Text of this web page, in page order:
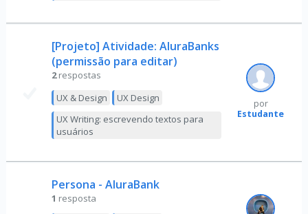
[Projeto] Atividade: AluraBanks
(permissão para editar)
2 respostas
UX & Design
UX Design
UX Writing: escrevendo textos para
usuários
por
Estudante
Persona - AluraBank
1 resposta